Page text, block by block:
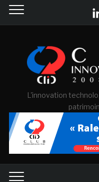
L'innovation